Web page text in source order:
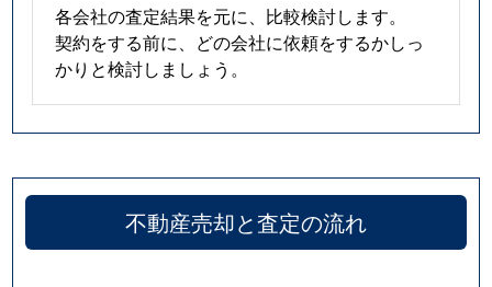
各会社の査定結果を元に、比較検討します。
契約をする前に、どの会社に依頼をするかしっ
かりと検討しましょう。
不動産売却と査定の流れ